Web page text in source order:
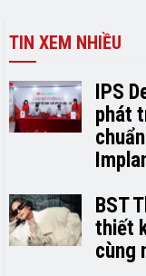
TIN XEM NHIỀU
IPS
phát
BST
thiết
cùng